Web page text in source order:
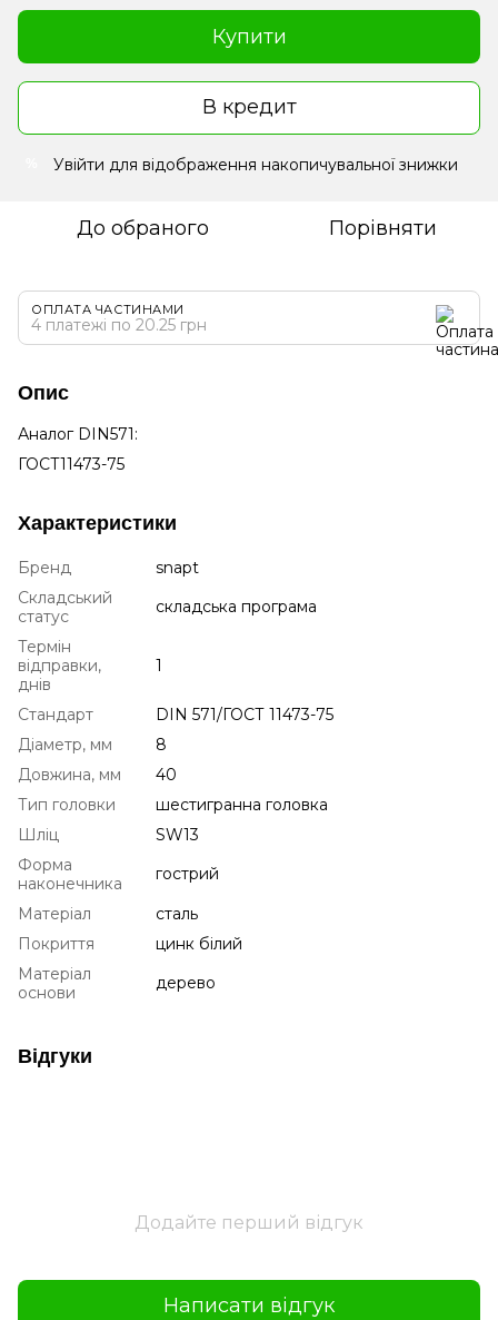
Купити
В кредит
Увійти для відображення накопичувальної знижки
До обраного Порівняти
ОПЛАТА ЧАСТИНАМИ
4 платежі по 20.25 грн
Опис
Аналог DIN571:
ГОСТ11473-75
Характеристики
Бренд
snapt
Складський
статус
складська програма
Термін
відправки,
днів
1
Стандарт
DIN 571/ГОСТ 11473-75
Діаметр, мм
8
Довжина, мм
40
Тип головки
шестигранна головка
Шліц
SW13
Форма
наконечника
гострий
Матеріал
сталь
Покриття
цинк білий
Матеріал
основи
дерево
Відгуки
Додайте перший відгук
Написати відгук